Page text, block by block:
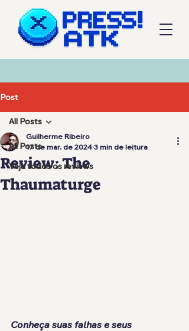
Post
All Posts
Veja todos os reviews
All Posts
Review: The
Thaumaturge
Guilherme Ribeiro
17 de mar. de 2024 3 min de leitura
Conheça suas falhas e seus